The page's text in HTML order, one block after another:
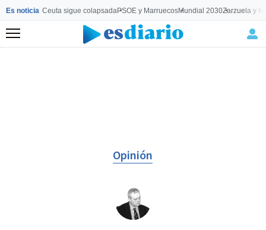
Es noticia Ceuta sigue colapsadaPSOE y MarruecosMundial 2030Zarzuela y
Menú
Opinión